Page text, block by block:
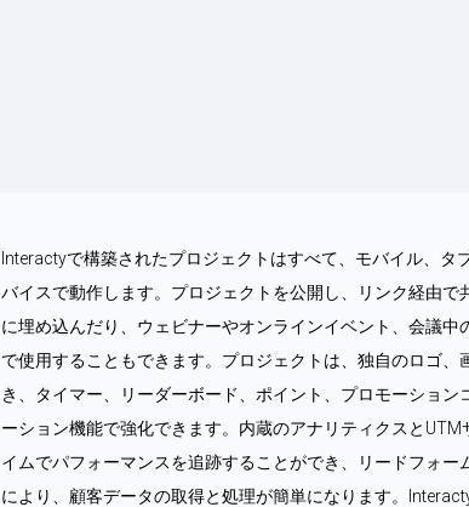
Interactyで構築されたプロジェクトはすべて、モバイル、タ
バイスで動作します。プロジェクトを公開し、リンク経由で
に埋め込んだり、ウェビナーやオンラインイベント、会議中
で使用することもできます。プロジェクトは、独自のロゴ、
き、タイマー、リーダーボード、ポイント、プロモーション
ーション機能で強化できます。内蔵のアナリティクスとUTM
イムでパフォーマンスを追跡することができ、リードフォー
により、顧客データの取得と処理が簡単になります。